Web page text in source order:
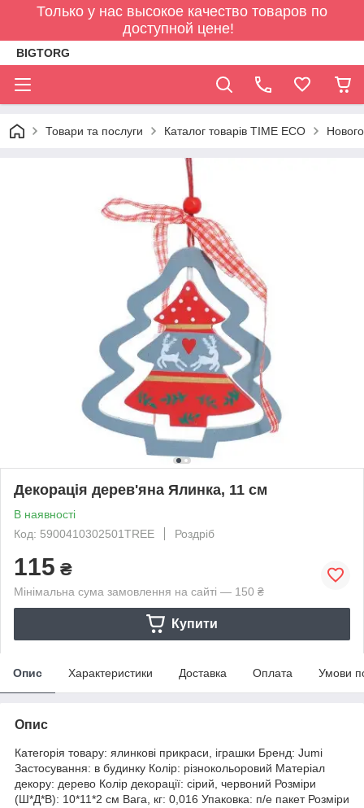
Только у нас высокое качество товаров по
доступной цене!
BIGTORG
Товари та послуги Каталог товарів TIME ECO
Декорація дерев'яна Ялинка, 11 см
В наявності
Код: 5900410302501TREE
Роздріб
115 ₴
Мінімальна сума замовлення на сайті — 150 ₴
Купити
Опис Характеристики Доставка Оплата Умови
Опис
Категорія товару: ялинкові прикраси, іграшки Бренд: Jumi
Застосування: в будинку Колір: різнокольоровий Матеріал
декору: дерево Колір декорації: сірий, червоний Розміри
(Ш*Д*В): 10*11*2 см Вага, кг: 0,016 Упаковка: п/е пакет Розміри